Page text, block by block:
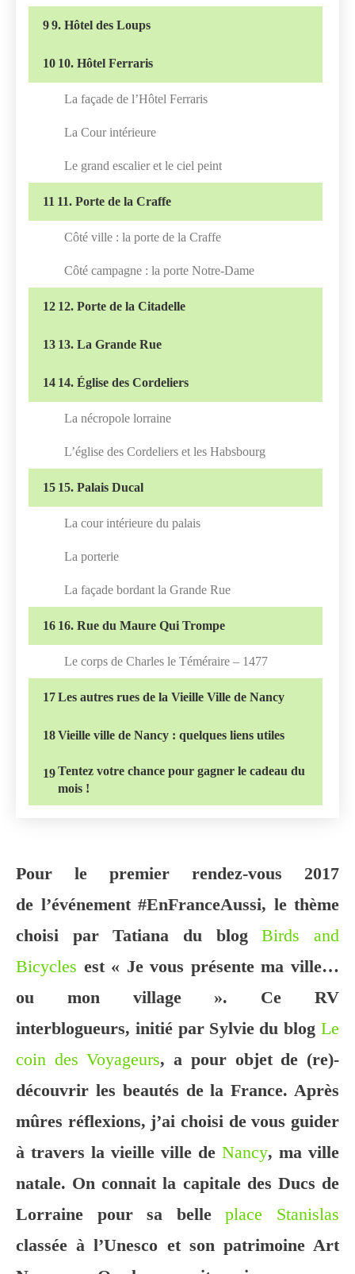
99. Hôtel des Loups
10 10. Hôtel Ferraris
La façade de l’Hôtel Ferraris
La Cour intérieure
Le grand escalier et le ciel peint
11 11. Porte de la Craffe
Côté ville : la porte de la Craffe
Côté campagne : la porte Notre-Dame
12 12. Porte de la Citadelle
13 13. La Grande Rue
14 14. Église des Cordeliers
La nécropole lorraine
L’église des Cordeliers et les Habsbourg
15 15. Palais Ducal
La cour intérieure du palais
La porterie
La façade bordant la Grande Rue
16 16. Rue du Maure Qui Trompe
Le corps de Charles le Téméraire – 1477
17Les autres rues de la Vieille Ville de Nancy
18Vieille ville de Nancy : quelques liens utiles
19Tentez votre chance pour gagner le cadeau du
mois !
Pour le premier rendez-vous 2017
de l’événement #EnFranceAussi, le thème
choisi par Tatiana du blogBirds and
Bicycles est « Je vous présente ma ville…
ou mon village ». Ce RV
interblogueurs, initié par Sylvie du blog Le
coin des Voyageurs, a pour objet de (re)-
découvrir les beautés de la France. Après
mûres réflexions, j’ai choisi de vous guider
à travers la vieille ville de Nancy, ma ville
natale. On connait la capitale des Ducs de
Lorraine pour sa belleplace Stanislas
classée à l’Unesco et son patrimoine Art